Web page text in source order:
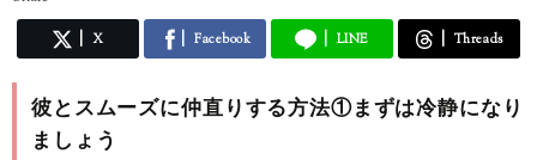
X Facebook LINE Threads
彼とスムーズに仲直りする方法①まずは冷静になり
ましょう